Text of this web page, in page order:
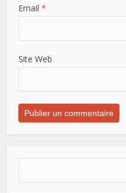
Email *
Site Web